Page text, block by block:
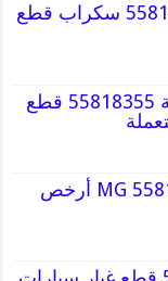
قطع غيار كاديلاك 55818355 سكراب قطع
قطع غيار سيارات المانية 55818355 قطع
قطع غيار أم جي MG 55818355 أرخص